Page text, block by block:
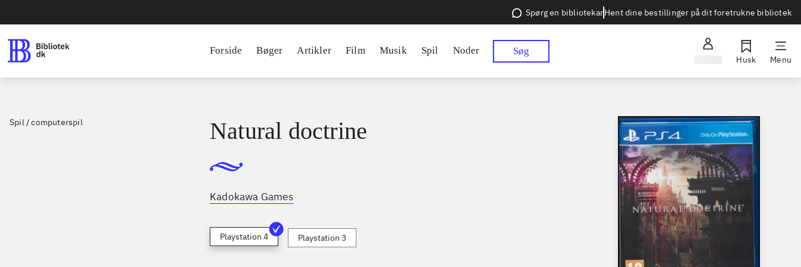
Spørg en bibliotekarHent dine bestillinger på dit foretrukne bibliotek
Forside Bøger Artikler Film Musik Spil Noder Søg
Husk Menu
Spil / computerspil Natural doctrine
Kadokawa Games
Playstation 4 Playstation 3